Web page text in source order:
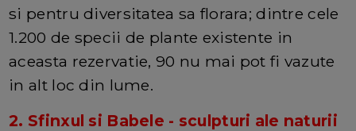
si pentru diversitatea sa florara; dintre cele
1.200 de specii de plante existente in
aceasta rezervatie, 90 nu mai pot fi vazute
in alt loc din lume.
2. Sfinxul si Babele - sculpturi ale naturii